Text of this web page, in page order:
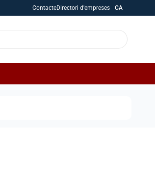
ContacteDirectori d'empreses CA